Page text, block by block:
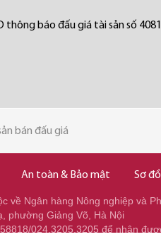
thông báo đấu giá tài sản số 4081
sản bán đấu giá
An toàn & Bảo mật Sơ
về Ngân hàng Nông nghiệp và
phường Giảng Võ, Hà Nội
024.3205.3205 để nhận